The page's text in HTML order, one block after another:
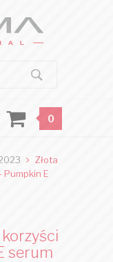
0
Złota
Pumpkin E
serum